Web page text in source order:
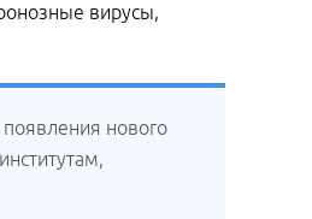
вирусы,
нового